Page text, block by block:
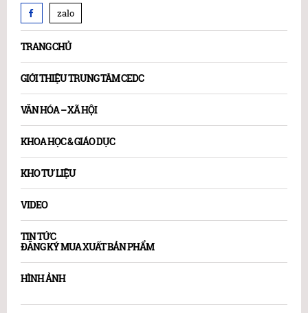
zalo
TRANG CHỦ
GIỚI THIỆU TRUNG TÂM CEDC
VĂN HÓA – XÃ HỘI
KHOA HỌC & GIÁO DỤC
KHO TƯ LIỆU
VIDEO
TIN TỨC
ĐĂNG KÝ MUA XUẤT BẢN PHẨM
HÌNH ẢNH